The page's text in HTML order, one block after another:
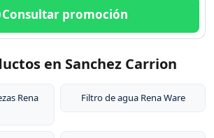
Consultar promoción
en Sanchez Carrion
Rena
Filtro de agua Rena Ware